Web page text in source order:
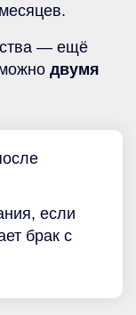
— ещё
двумя
если
брак с